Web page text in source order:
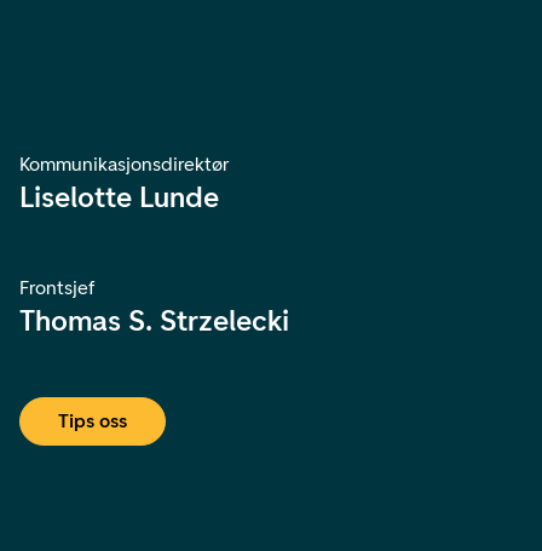
Kommunikasjonsdirektør
Liselotte Lunde
Frontsjef
Thomas S. Strzelecki
Tips oss